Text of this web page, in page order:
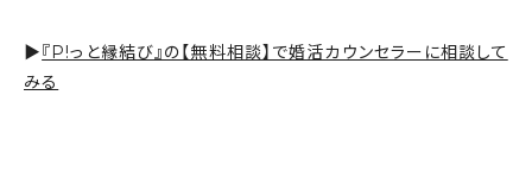
▶『P!っと縁結び』の【無料相談】で婚活カウンセラーに相談して
みる